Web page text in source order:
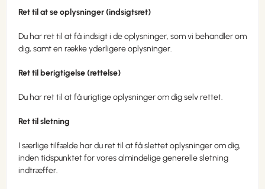
Ret til at se oplysninger (indsigtsret)
Du har ret til at få indsigt i de oplysninger, som vi behandler om
dig, samt en række yderligere oplysninger.
Ret til berigtigelse (rettelse)
Du har ret til at få urigtige oplysninger om dig selv rettet.
Ret til sletning
I særlige tilfælde har du ret til at få slettet oplysninger om dig,
inden tidspunktet for vores almindelige generelle sletning
indtræffer.